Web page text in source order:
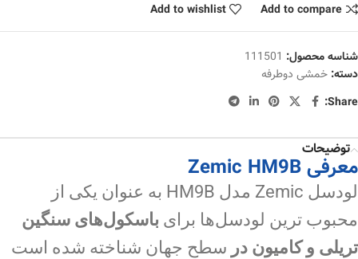
Add to compare
Add to wishlist
شناسه محصول: 111501
دسته: خمشی دوطرفه
Share:
توضیحات
معرفی Zemic HM9B
لودسل Zemic مدل HM9B به عنوان یکی از
محبوب ترین لودسل‌ها برای باسکول‌های سنگین
تریلی و کامیون در سطح جهان شناخته شده است